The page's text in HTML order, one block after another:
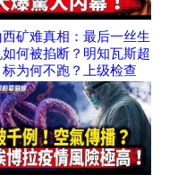
西矿难真相：最后一丝生
如何被掐断？明知瓦斯超
标为何不跑？上级检查